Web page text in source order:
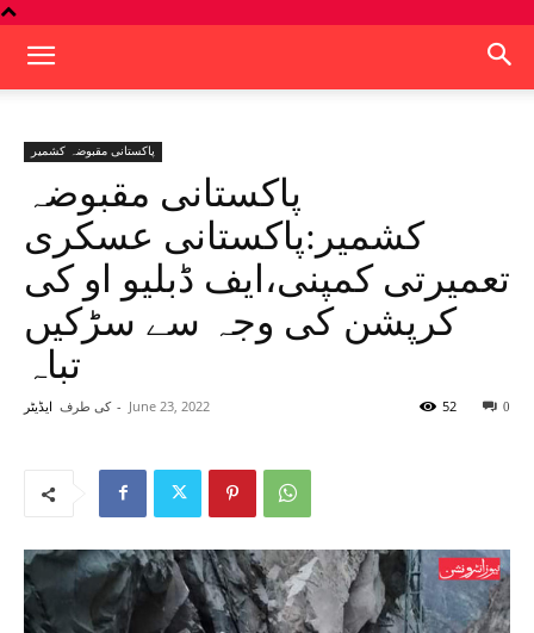
پاکستانی مقبوضہ کشمیر
پاکستانی مقبوضہ
کشمیر:پاکستانی عسکری
تعمیرتی کمپنی،ایف ڈبلیو او کی
کرپشن کی وجہ سے سڑکیں
تباہ
کی طرف ایڈیٹر - June 23, 2022 0
52